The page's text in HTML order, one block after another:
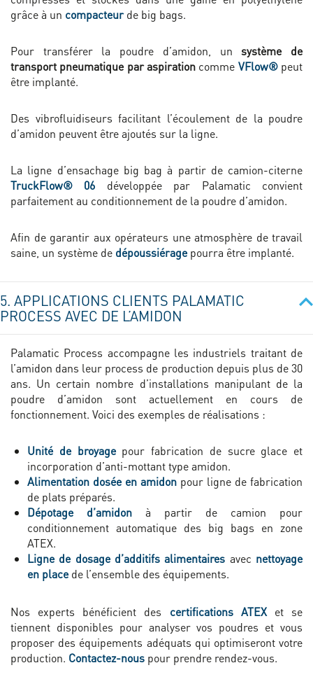
grâce à un compacteur de big bags.
Pour transférer la poudre d’amidon, unsystème de
transport pneumatique par aspiration comme VFlow®peut
être implanté.
Des vibrofluidiseurs facilitant l’écoulement de la poudre
d’amidon peuvent être ajoutés sur la ligne.
La ligne d’ensachage big bag à partir de camion-citerne
TruckFlow® 06 développée par Palamatic convient
parfaitement au conditionnement de la poudre d’amidon.
Afin de garantir aux opérateurs une atmosphère de travail
saine, un système de dépoussiérage pourra être implanté.
5. APPLICATIONS CLIENTS PALAMATIC
PROCESS AVEC DE L’AMIDON
Palamatic Process accompagne les industriels traitant de
l’amidon dans leur process de production depuis plus de 30
ans. Un certain nombre d’installations manipulant de la
poudre d’amidon sont actuellement en cours de
fonctionnement. Voici des exemples de réalisations :
Unité de broyagepour fabrication de sucre glace et
incorporation d’anti-mottant type amidon.
Alimentation dosée en amidon pour ligne de fabrication
de plats préparés.
Dépotage d’amidon à partir de camion pour
conditionnement automatique des big bags en zone
ATEX.
Ligne de dosage d’additifs alimentaires avec nettoyage
en placede l’ensemble des équipements.
Nos experts bénéficient des certifications ATEXet se
tiennent disponibles pour analyser vos poudres et vous
proposer des équipements adéquats qui optimiseront votre
production. Contactez-nous pour prendre rendez-vous.